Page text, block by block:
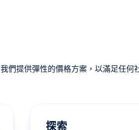
我們提供彈性的價格方案，以滿足任
探索